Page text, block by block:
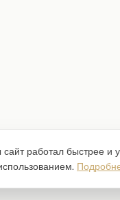
работал быстрее и